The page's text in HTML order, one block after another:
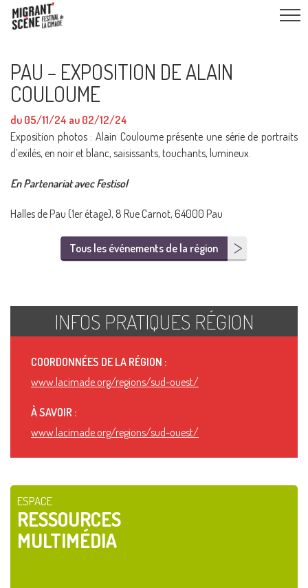
PAU – EXPOSITION DE ALAIN
COULOUME
du 05/11/24 au 02/12/24
Exposition photos : Alain Couloume présente une série de portraits
d’exilés, en noir et blanc, saisissants, touchants, lumineux.
En Partenariat avec Festisol
Halles de Pau (1er étage), 8 Rue Carnot, 64000 Pau
Tous les événements de la région
INFOS PRATIQUES RÉGION
COORDONNÉES DE LA RÉGION :
www.lacimade.org/regions/sud-ouest/
À SAVOIR :
www.lacimade.org/regions/sud-ouest/
ESPACE
RESSOURCES
MULTIMÉDIA